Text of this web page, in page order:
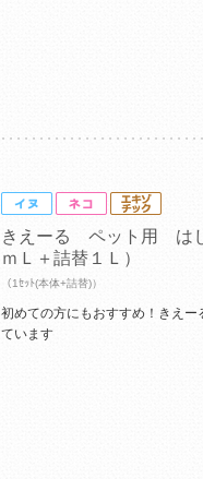
きえーる ペット用 は
ｍＬ＋詰替１Ｌ）
（1ｾｯﾄ(本体+詰替)）
初めての方にもおすすめ！きえ
ています